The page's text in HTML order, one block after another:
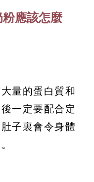
應該怎麼
量的蛋白質和
一定要配合定
子裏會令身體